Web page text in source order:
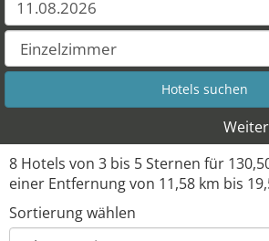
8 Hotels von 3 bis 5 Sternen für
einer Entfernung von 11,58 km bis
Sortierung wählen